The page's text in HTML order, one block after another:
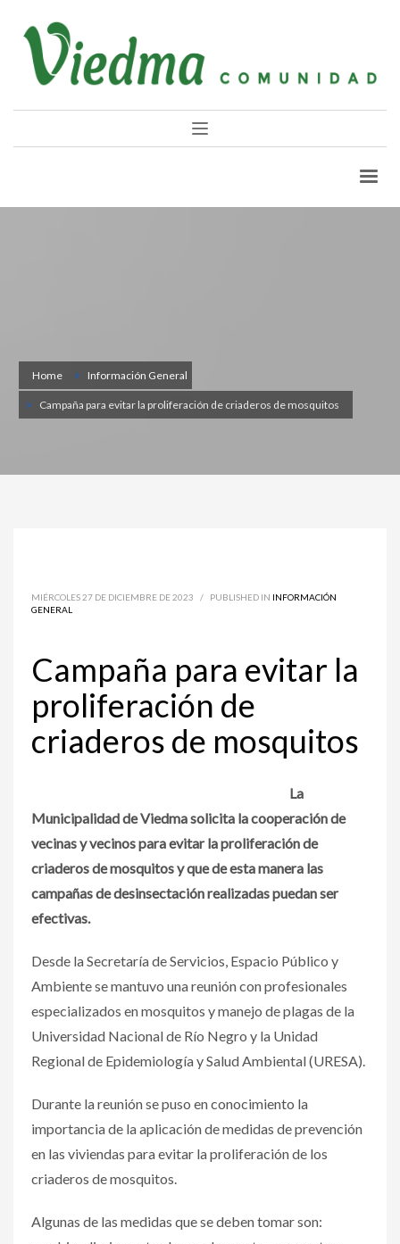
Home Información General
Campaña para evitar la proliferación de criaderos de mosquitos
MIÉRCOLES 27 DE DICIEMBRE DE 2023 / PUBLISHED IN INFORMACIÓN
GENERAL
Campaña para evitar la
proliferación de
criaderos de mosquitos
La
Municipalidad de Viedma solicita la cooperación de
vecinas y vecinos para evitar la proliferación de
criaderos de mosquitos y que de esta manera las
campañas de desinsectación realizadas puedan ser
efectivas.
Desde la Secretaría de Servicios, Espacio Público y
Ambiente se mantuvo una reunión con profesionales
especializados en mosquitos y manejo de plagas de la
Universidad Nacional de Río Negro y la Unidad
Regional de Epidemiología y Salud Ambiental (URESA).
Durante la reunión se puso en conocimiento la
importancia de la aplicación de medidas de prevención
en las viviendas para evitar la proliferación de los
criaderos de mosquitos.
Algunas de las medidas que se deben tomar son: